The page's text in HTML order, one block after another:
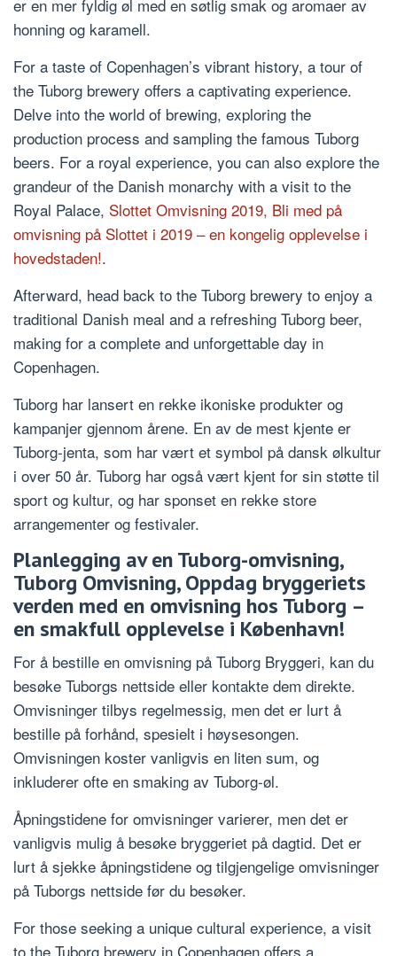
er en mer fyldig øl med en søtlig smak og aromaer av
honning og karamell.
For a taste of Copenhagen’s vibrant history, a tour of
the Tuborg brewery offers a captivating experience.
Delve into the world of brewing, exploring the
production process and sampling the famous Tuborg
beers. For a royal experience, you can also explore the
grandeur of the Danish monarchy with a visit to the
Royal Palace, Slottet Omvisning 2019, Bli med på
omvisning på Slottet i 2019 – en kongelig opplevelse i
hovedstaden!.
Afterward, head back to the Tuborg brewery to enjoy a
traditional Danish meal and a refreshing Tuborg beer,
making for a complete and unforgettable day in
Copenhagen.
Tuborg har lansert en rekke ikoniske produkter og
kampanjer gjennom årene. En av de mest kjente er
Tuborg-jenta, som har vært et symbol på dansk ølkultur
i over 50 år. Tuborg har også vært kjent for sin støtte til
sport og kultur, og har sponset en rekke store
arrangementer og festivaler.
Planlegging av en Tuborg-omvisning,
Tuborg Omvisning, Oppdag bryggeriets
verden med en omvisning hos Tuborg –
en smakfull opplevelse i København!
For å bestille en omvisning på Tuborg Bryggeri, kan du
besøke Tuborgs nettside eller kontakte dem direkte.
Omvisninger tilbys regelmessig, men det er lurt å
bestille på forhånd, spesielt i høysesongen.
Omvisningen koster vanligvis en liten sum, og
inkluderer ofte en smaking av Tuborg-øl.
Åpningstidene for omvisninger varierer, men det er
vanligvis mulig å besøke bryggeriet på dagtid. Det er
lurt å sjekke åpningstidene og tilgjengelige omvisninger
på Tuborgs nettside før du besøker.
For those seeking a unique cultural experience, a visit
to the Tuborg brewery in Copenhagen offers a